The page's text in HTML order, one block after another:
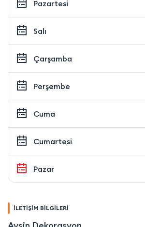
Pazartesi
Salı
Çarşamba
Perşembe
Cuma
Cumartesi
Pazar
İLETİŞİM BİLGİLERİ